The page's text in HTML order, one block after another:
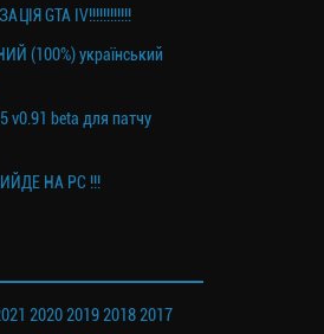
GTA IV!!!!!!!!!!!!
(100%) український
5 v0.91 beta для патчу
НА PC !!!
2020201920182017